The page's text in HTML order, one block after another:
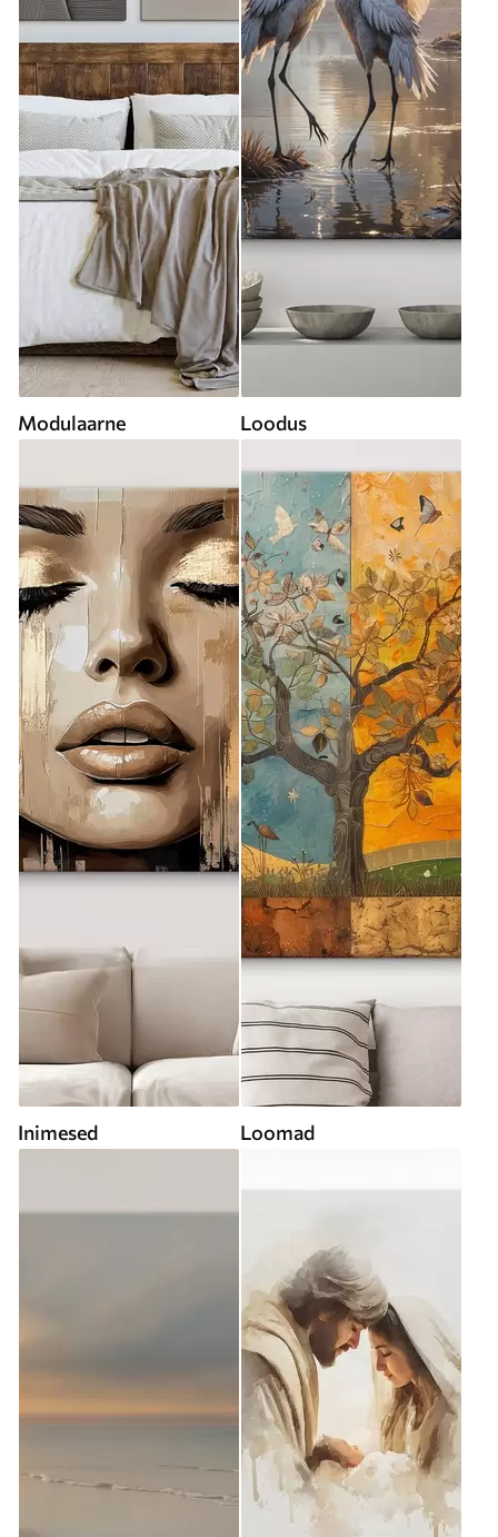
Modulaarne Loodus
Inimesed Loomad